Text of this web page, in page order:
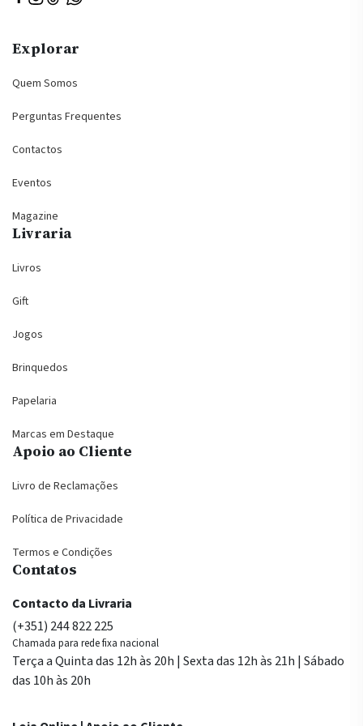
Explorar
Quem Somos
Perguntas Frequentes
Contactos
Eventos
Magazine
Livraria
Livros
Gift
Jogos
Brinquedos
Papelaria
Marcas em Destaque
Apoio ao Cliente
Livro de Reclamações
Política de Privacidade
Termos e Condições
Contatos
Contacto da Livraria
(+351) 244 822 225
Chamada para rede fixa nacional
Terça a Quinta das 12h às 20h | Sexta das 12h às 21h | Sábado
das 10h às 20h